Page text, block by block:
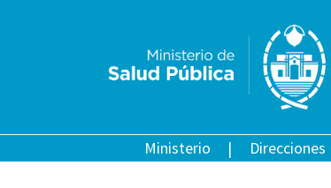
Ministerio Direcciones